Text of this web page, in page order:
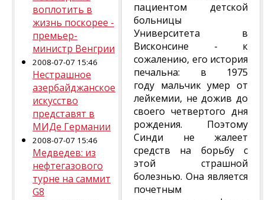
воплотить в
жизнь поскорее -
премьер-
министр Венгрии
2008-07-07 15:46
Нестрашное
азербайджанское
искусство
представят в
МИДе Германии
2008-07-07 15:46
Медведев: из
нефтегазового
турне на саммит
G8
пациентом детской
больницы
Университета в
Висконсине - к
сожалению, его история
печальна: в 1975
году мальчик умер от
лейкемии, не дожив до
своего четвертого дня
рождения. Поэтому
Синди не жалеет
средств на борьбу с
этой страшной
болезнью. Она является
почетным